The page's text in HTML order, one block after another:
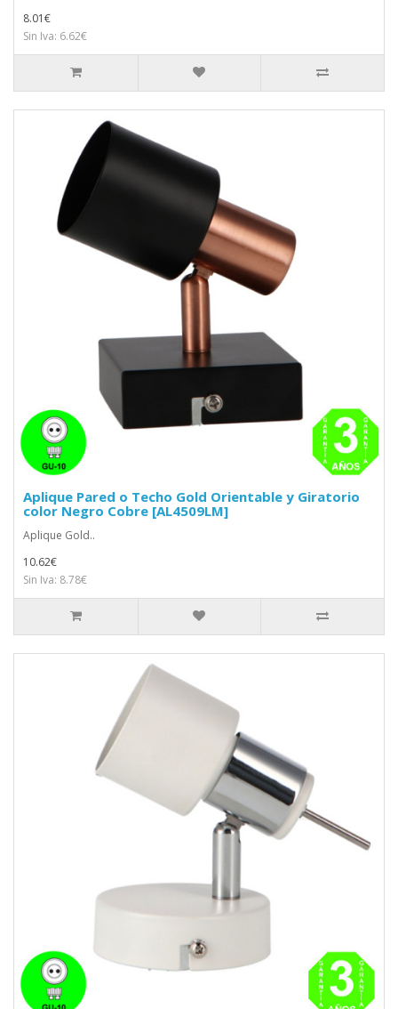
8.01€
Sin Iva: 6.62€
Aplique Pared o Techo Gold Orientable y Giratorio
color Negro Cobre [AL4509LM]
Aplique Gold..
10.62€
Sin Iva: 8.78€